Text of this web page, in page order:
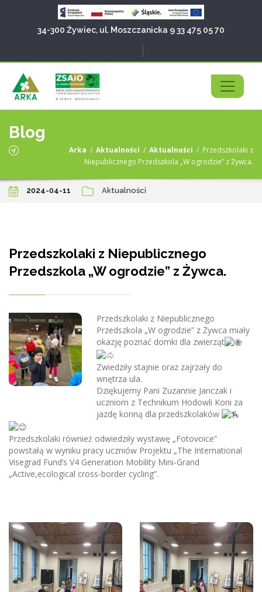
34-300 Żywiec, ul. Moszczanicka 933 475 05 70
Blog
Arka / Aktualności / Aktualności / Przedszkolaki z
Niepublicznego Przedszkola „W ogrodzie” z Żywca.
2024-04-11 Aktualności
Przedszkolaki z Niepublicznego
Przedszkola „W ogrodzie” z Żywca.
Przedszkolaki z Niepublicznego
Przedszkola „W ogrodzie” z Żywca miały
okazję poznać domki dla zwierząt
Zwiedziły stajnie oraz zajrzały do
wnętrza ula.
Dziękujemy Pani Zuzannie Janczak i
uczniom z Technikum Hodowli Koni za
jazdę konną dla przedszkolaków
Przedszkolaki również odwiedziły wystawę „Fotovoice”
powstałą w wyniku pracy uczniów Projektu „The International
Visegrad Fund’s V4 Generation Mobility Mini-Grand
„Active,ecological cross-border cycling”.